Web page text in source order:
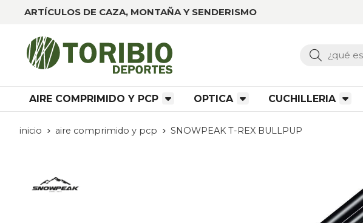
ARTÍCULOS DE CAZA, MONTAÑA Y SENDERISMO
Buscar
AIRE COMPRIMIDO Y PCP OPTICA CUCHILLERIA
inicio aire comprimido y pcp SNOWPEAK T-REX BULLPUP